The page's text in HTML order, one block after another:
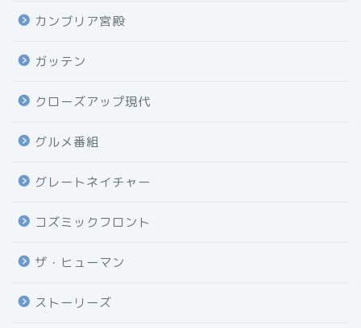
カンブリア宮殿
ガッテン
クローズアップ現代
グルメ番組
グレートネイチャー
コズミックフロント
ザ・ヒューマン
ストーリーズ